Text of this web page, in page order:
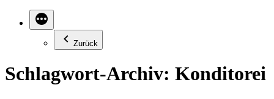
Zurück
Schlagwort-Archiv: Konditorei